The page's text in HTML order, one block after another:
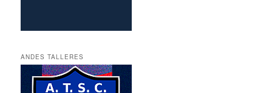
ANDES TALLERES